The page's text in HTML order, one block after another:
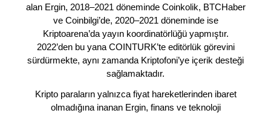
alan Ergin, 2018–2021 döneminde Coinkolik, BTCHaber
ve Coinbilgi’de, 2020–2021 döneminde ise
Kriptoarena’da yayın koordinatörlüğü yapmıştır.
2022’den bu yana COINTURK’te editörlük görevini
sürdürmekte, aynı zamanda Kriptofoni’ye içerik desteği
sağlamaktadır.
Kripto paraların yalnızca fiyat hareketlerinden ibaret
olmadığına inanan Ergin, finans ve teknoloji